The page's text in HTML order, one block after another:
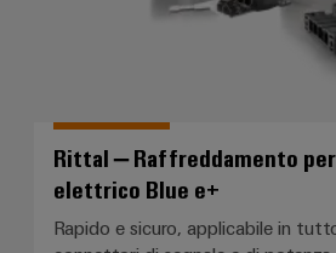
Rittal – Raffreddamento
elettrico Blue e+
Rapido e sicuro, applicabile in